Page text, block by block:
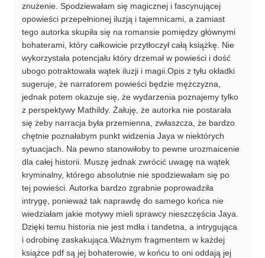
znużenie. Spodziewałam się magicznej i fascynującej
opowieści przepełnionej iluzją i tajemnicami, a zamiast
tego autorka skupiła się na romansie pomiędzy głównymi
bohaterami, który całkowicie przytłoczył całą książkę. Nie
wykorzystała potencjału który drzemał w powieści i dość
ubogo potraktowała wątek iluzji i magii.Opis z tyłu okładki
sugeruje, że narratorem powieści będzie mężczyzna,
jednak potem okazuje się, że wydarzenia poznajemy tylko
z perspektywy Mathildy. Żałuję, że autorka nie postarała
się żeby narracja była przemienna, zwłaszcza, że bardzo
chętnie poznałabym punkt widzenia Jaya w niektórych
sytuacjach. Na pewno stanowiłoby to pewne urozmaicenie
dla całej historii. Muszę jednak zwrócić uwagę na wątek
kryminalny, którego absolutnie nie spodziewałam się po
tej powieści. Autorka bardzo zgrabnie poprowadziła
intrygę, ponieważ tak naprawdę do samego końca nie
wiedziałam jakie motywy mieli sprawcy nieszczęścia Jaya.
Dzięki temu historia nie jest mdła i tandetna, a intrygująca
i odrobinę zaskakująca.Ważnym fragmentem w każdej
książce pdf są jej bohaterowie, w końcu to oni oddają jej